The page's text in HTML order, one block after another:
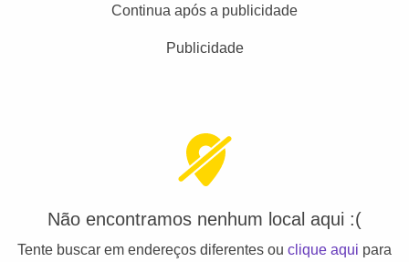
Continua após a publicidade
Publicidade
Não encontramos nenhum local aqui :(
Tente buscar em endereços diferentes ou clique aqui para